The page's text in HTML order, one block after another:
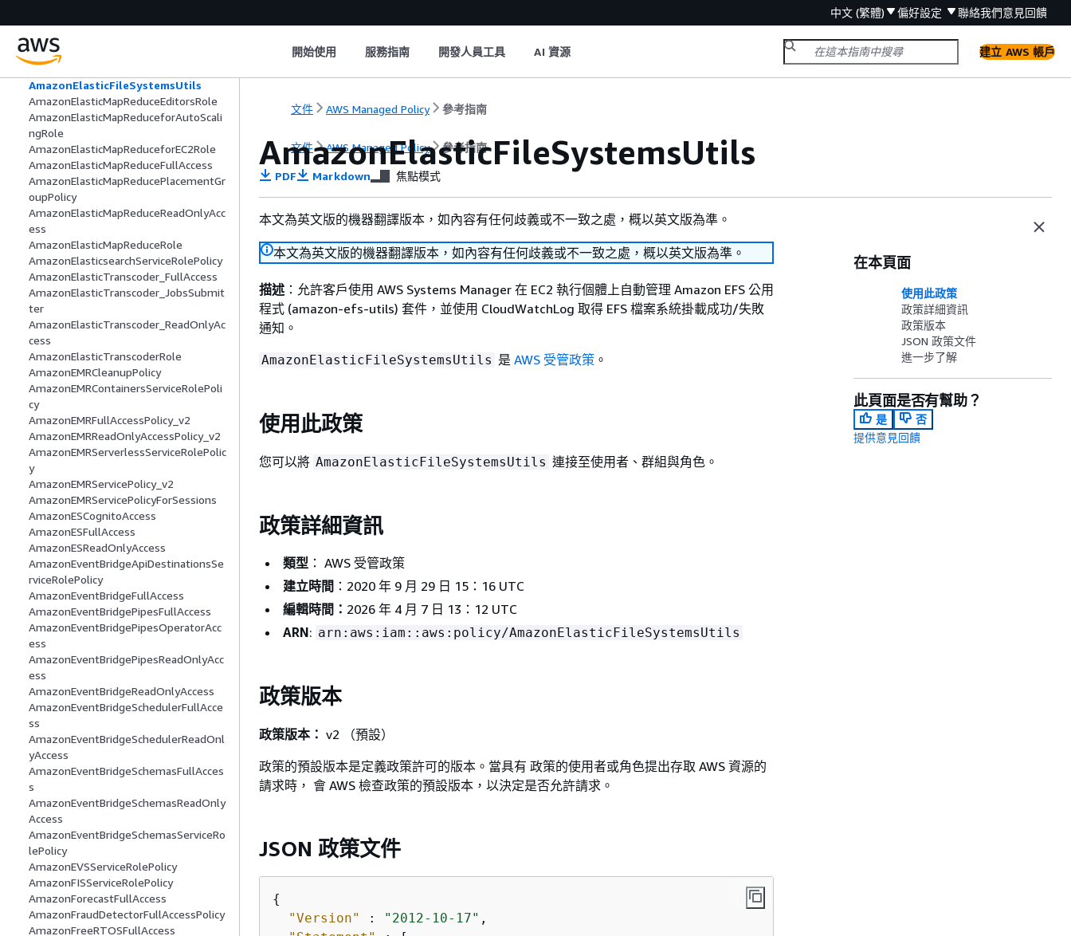
中文 (繁體) 偏好設定 聯絡我們意見回饋
開始使用 服務指南 開發人員工具 AI 資源 建立 AWS 帳戶
ess
AmazonElasticFileSystemServiceRoleP
olicy
AmazonElasticFileSystemsUtils
AmazonElasticMapReduceEditorsRole
AmazonElasticMapReduceforAutoScali
ngRole
AmazonElasticMapReduceforEC2Role
AmazonElasticMapReduceFullAccess
AmazonElasticMapReducePlacementGr
oupPolicy
AmazonElasticMapReduceReadOnlyAcc
ess
AmazonElasticMapReduceRole
AmazonElasticsearchServiceRolePolicy
AmazonElasticTranscoder_FullAccess
AmazonElasticTranscoder_JobsSubmit
ter
AmazonElasticTranscoder_ReadOnlyAc
cess
AmazonElasticTranscoderRole
AmazonEMRCleanupPolicy
AmazonEMRContainersServiceRolePoli
cy
AmazonEMRFullAccessPolicy_v2
AmazonEMRReadOnlyAccessPolicy_v2
AmazonEMRServerlessServiceRolePolic
y
AmazonEMRServicePolicy_v2
AmazonEMRServicePolicyForSessions
AmazonESCognitoAccess
AmazonESFullAccess
AmazonESReadOnlyAccess
AmazonEventBridgeApiDestinationsSe
rviceRolePolicy
AmazonEventBridgeFullAccess
AmazonEventBridgePipesFullAccess
AmazonEventBridgePipesOperatorAcc
ess
AmazonEventBridgePipesReadOnlyAcc
ess
AmazonEventBridgeReadOnlyAccess
AmazonEventBridgeSchedulerFullAcce
ss
AmazonEventBridgeSchedulerReadOnl
yAccess
AmazonEventBridgeSchemasFullAcces
s
AmazonEventBridgeSchemasReadOnly
Access
AmazonEventBridgeSchemasServiceRo
lePolicy
AmazonEVSServiceRolePolicy
AmazonFISServiceRolePolicy
AmazonForecastFullAccess
AmazonFraudDetectorFullAccessPolicy
AmazonFreeRTOSFullAccess
文件 AWS Managed Policy 參考指南
文件 AWS Managed Policy 參考指南
AmazonElasticFileSystemsUtils
PDF Markdown 焦點模式
本文為英文版的機器翻譯版本，如內容有任何歧義或不一致之處，概以英文版為準。
本文為英文版的機器翻譯版本，如內容有任何歧義或不一致之處，概以英文版為準。
描述 ：允許客戶使用 AWS Systems Manager 在 EC2 執行個體上自動管理 Amazon EFS 公用
程式 (amazon-efs-utils) 套件，並使用 CloudWatchLog 取得 EFS 檔案系統掛載成功/失敗
通知。
AmazonElasticFileSystemsUtils 是 AWS 受管政策 。
使用此政策
您可以將 AmazonElasticFileSystemsUtils 連接至使用者、群組與角色。
政策詳細資訊
類型 ： AWS 受管政策
建立時間 ：2020 年 9 月 29 日 15：16 UTC
編輯時間： 2026 年 4 月 7 日 13：12 UTC
ARN: arn:aws:iam::aws:policy/AmazonElasticFileSystemsUtils
政策版本
政策版本： v2 （預設）
政策的預設版本是定義政策許可的版本。當具有 政策的使用者或角色提出存取 AWS 資源的
請求時， 會 AWS 檢查政策的預設版本，以決定是否允許請求。
JSON 政策文件
{
"Version"
: "2012-10-17" ,
在本頁面
使用此政策
政策詳細資訊
政策版本
JSON 政策文件
進一步了解
此頁面是否有幫助？
是
否
提供意見回饋